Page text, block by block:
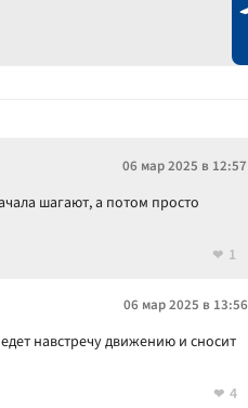
06 мар 2025 в 12:57
шагают, а потом просто
1
06 мар 2025 в 13:56
навстречу движению и сносит
4